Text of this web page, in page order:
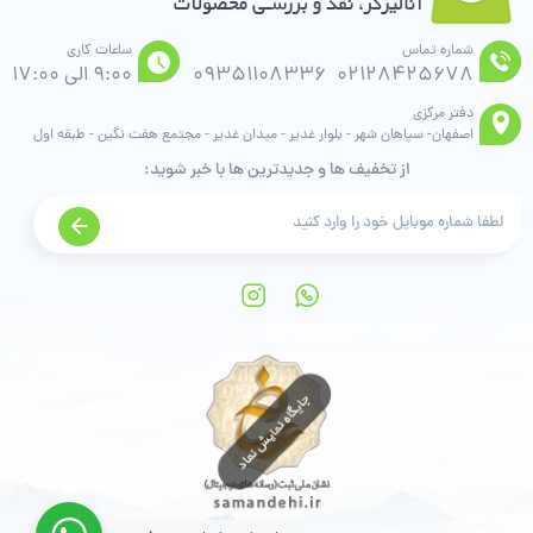
شماره تماس
02128425678
09351108336
ساعات کاری
9:00 الی 17:00
دفتر مرکزی
اصفهان- سپاهان شهر - بلوار غدیر - میدان غدیر - مجتمع هفت نگین - طبقه اول
از تخفیف ها و جدیدترین ها با خبر شوید: